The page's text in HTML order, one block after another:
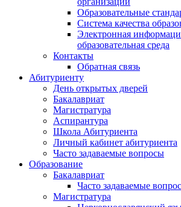
Образовательные
Система качества
Электронная
образовательная среда
Контакты
Обратная связь
Абитуриенту
День открытых дверей
Бакалавриат
Магистратура
Аспирантура
Школа Абитуриента
Личный кабинет абитуриента
Часто задаваемые вопросы
Образование
Бакалавриат
Часто задаваемые
Магистратура